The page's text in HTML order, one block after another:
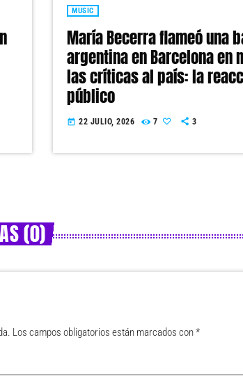
MUSIC
María Becerra flameó una
argentina en Barcelona en
las críticas al país: la
público
today 22 JULIO, 2026 7 3
(0)
Los campos obligatorios están marcados con *